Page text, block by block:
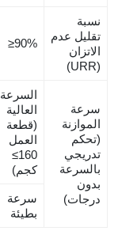
نسبة
تقليل عدم
الاتزان
(URR)
≥90%
سرعة
الموازنة
(تحكم
تدريجي
بالسرعة
بدون
درجات)
السرعة
العالية
(قطعة
العمل
≤160
كجم)
سرعة
بطيئة